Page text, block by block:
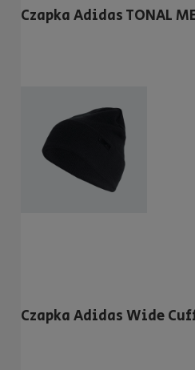
Czapka Adidas TONAL
Czapka Adidas Wide